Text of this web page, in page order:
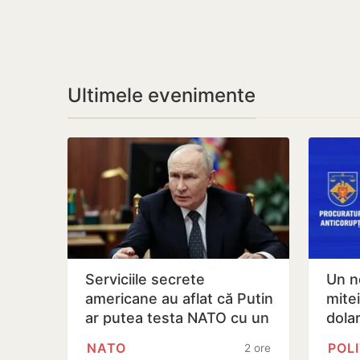
Ultimele evenimente
Serviciile secrete
americane au aflat că Putin
ar putea testa NATO cu un
2 ore
NATO
Un